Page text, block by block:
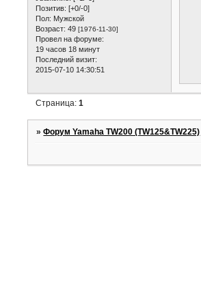
Позитив: [+0/-0]
Пол: Мужской
Возраст: 49[1976-11-30]
Провел на форуме:
19 часов 18 минут
Последний визит:
2015-07-10 14:30:51
Страница:1
»Форум Yamaha TW200 (TW125&TW225)